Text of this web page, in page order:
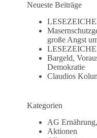
Neueste Beiträge
große Angst
Bargeld,
Demokratie
Claudios
Kategorien
AG
Aktionen